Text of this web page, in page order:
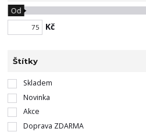
Kč
Od
Štítky
Skladem
Novinka
Akce
Doprava ZDARMA